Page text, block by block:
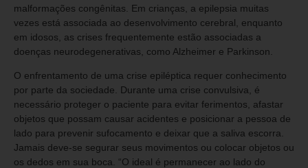
malformações congênitas. Em crianças, a epilepsia muitas
vezes está associada ao desenvolvimento cerebral, enquanto
em idosos, as crises frequentemente estão associadas a
doenças neurodegenerativas, como Alzheimer e Parkinson.
O enfrentamento de uma crise epiléptica requer conhecimento
por parte da sociedade. Durante uma crise convulsiva, é
necessário proteger o paciente para evitar ferimentos, afastar
objetos que possam causar acidentes e posicionar a pessoa de
lado para prevenir sufocamento e deixar que a saliva escorra.
Jamais deve-se segurar seus movimentos ou colocar objetos ou
os dedos em sua boca. “O ideal é permanecer ao lado do